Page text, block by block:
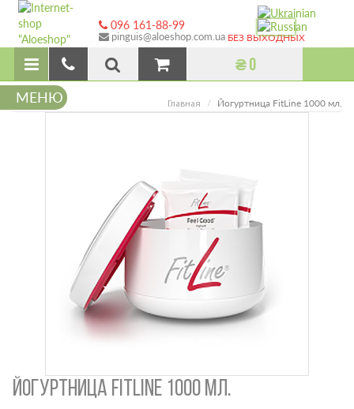
096 161-88-99
pinguis@aloeshop.com.ua БЕЗ ВЫХОДНЫХ
₴ 0
МЕНЮ Главная Йогуртница FitLine 1000 мл.
ЙОГУРТНИЦА FITLINE 1000 МЛ.